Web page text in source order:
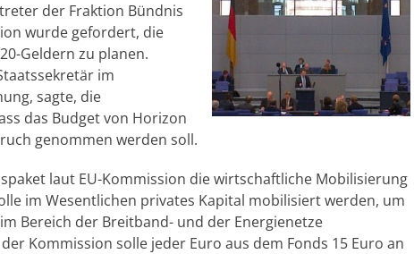
der Fraktion Bündnis
wurde gefordert, die
Geldern zu planen.
im
sagte, die
das Budget von Horizon
genommen werden soll.
laut EU-Kommission die wirtschaftliche Mobilisierung
im Wesentlichen privates Kapital mobilisiert werden, um
Bereich der Breitband- und der Energienetze
Kommission solle jeder Euro aus dem Fonds 15 Euro an